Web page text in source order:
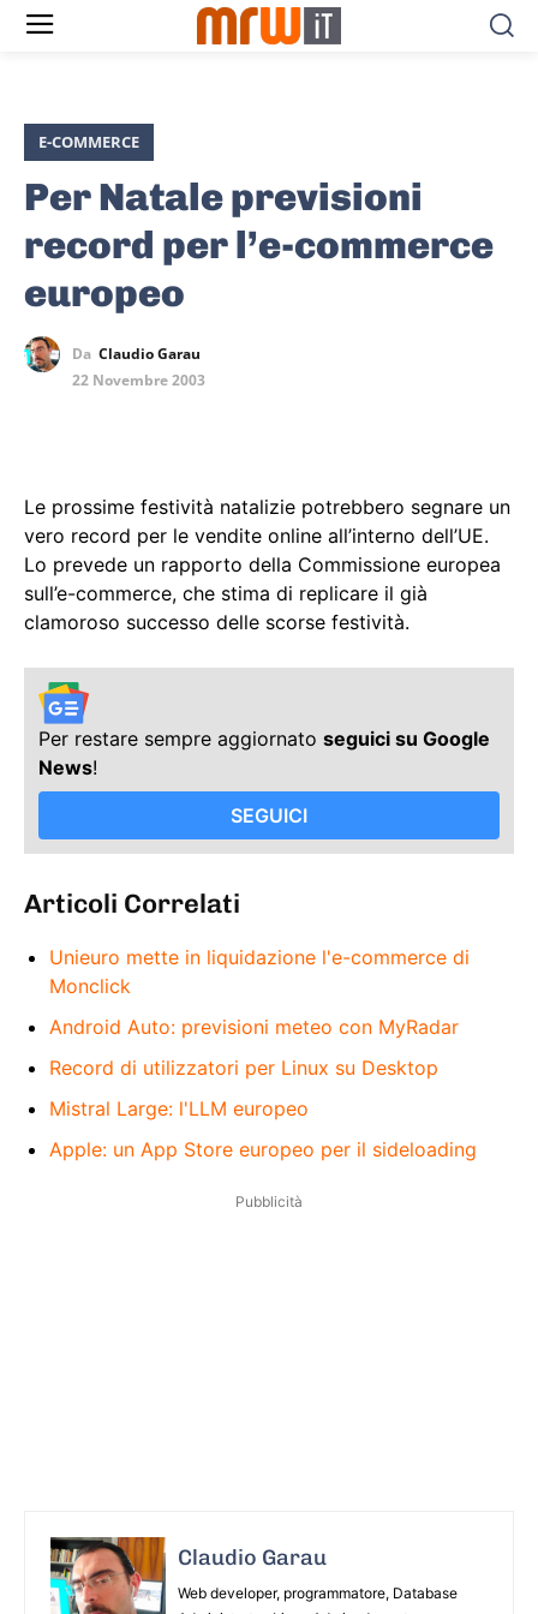
E-COMMERCE
Per Natale previsioni
record per l’e-commerce
europeo
Da Claudio Garau
22 Novembre 2003
Le prossime festività natalizie potrebbero segnare un
vero record per le vendite online all’interno dell’UE.
Lo prevede un rapporto della Commissione europea
sull’e-commerce, che stima di replicare il già
clamoroso successo delle scorse festività.
Per restare sempre aggiornato seguici su Google
News!
SEGUICI
Articoli Correlati
Unieuro mette in liquidazione l'e-commerce di
Monclick
Android Auto: previsioni meteo con MyRadar
Record di utilizzatori per Linux su Desktop
Mistral Large: l'LLM europeo
Apple: un App Store europeo per il sideloading
Pubblicità
Claudio Garau
Web developer, programmatore, Database